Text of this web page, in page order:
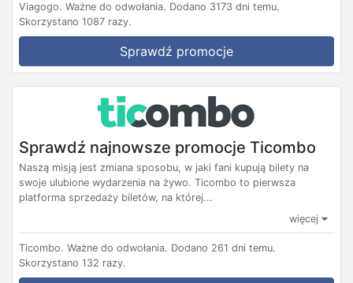
Viagogo. Ważne do odwołania. Dodano 3173 dni temu.
Skorzystano 1087 razy.
Sprawdź promocje
Sprawdź najnowsze promocje Ticombo
Naszą misją jest zmiana sposobu, w jaki fani kupują bilety na
swoje ulubione wydarzenia na żywo. Ticombo to pierwsza
platforma sprzedaży biletów, na której...
więcej
Ticombo. Ważne do odwołania. Dodano 261 dni temu.
Skorzystano 132 razy.